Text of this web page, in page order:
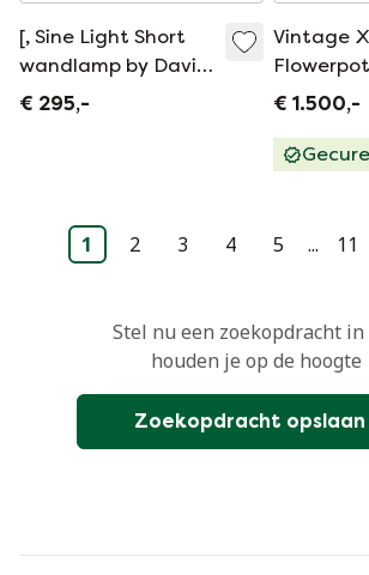
[, Sine Light Short
wandlamp by David
Derksen
€ 295,-
Vintage
Large
Poulsen,
€ 1.500,-
1 2 3 4 5 ... 11
Stel nu een zoekopdracht
houden je op de hoogte
Zoekopdracht opslaan